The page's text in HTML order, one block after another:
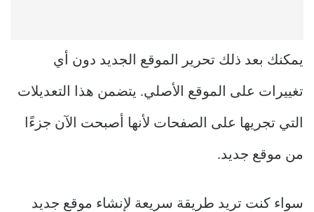
يمكنك بعد ذلك تحرير الموقع الجديد دون أي
تغييرات على الموقع الأصلي. يتضمن هذا التعديلات
التي تجريها على الصفحات لأنها أصبحت الآن جزءًا
من موقع جديد.
سواء كنت تريد طريقة سريعة لإنشاء موقع جديد